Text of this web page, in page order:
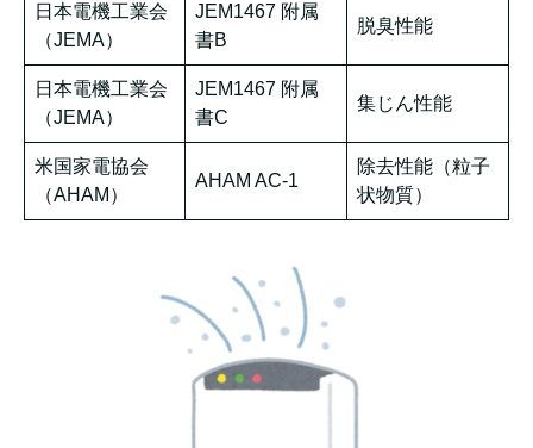
日本電機工業会
（JEMA）
JEM1467 附属
書B
脱臭性能
日本電機工業会
（JEMA）
JEM1467 附属
書C
集じん性能
米国家電協会
（AHAM）
AHAM AC-1
除去性能（粒子
状物質）